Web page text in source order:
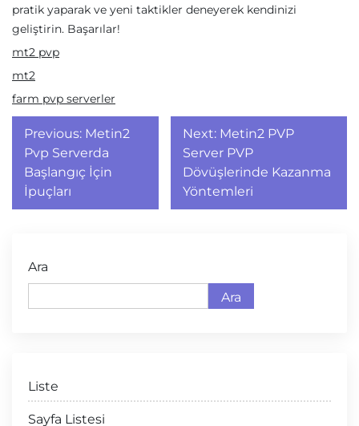
pratik yaparak ve yeni taktikler deneyerek kendinizi
geliştirin. Başarılar!
mt2 pvp
mt2
farm pvp serverler
Yazı
gezinmesi
Previous: Metin2
Pvp Serverda
Başlangıç İçin
İpuçları
Next: Metin2 PVP
Server PVP
Dövüşlerinde Kazanma
Yöntemleri
Ara
Ara
Liste
Sayfa Listesi